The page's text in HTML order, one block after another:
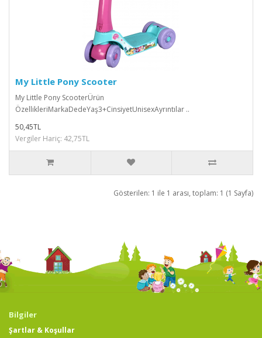
My Little Pony Scooter
My Little Pony ScooterÜrün
ÖzellikleriMarkaDedeYaş3+CinsiyetUnisexAyrıntılar ..
50,45TL
Vergiler Hariç: 42,75TL
Gösterilen: 1 ile 1 arası, toplam: 1 (1 Sayfa)
Bilgiler
Şartlar & Koşullar